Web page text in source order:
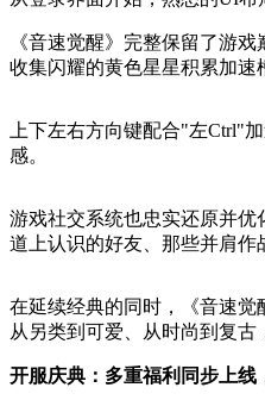
《音速觉醒》完整保留了游
收集闪耀的黄色星星积累加速
上下左右方向键配合"左Ctrl"
感。
游戏社交系统也忠实还原并
道上认识的好友、那些并肩作
在延续经典的同时，《音速觉
从另类到可爱、从时尚到复古
开服庆典：多重福利同步上线